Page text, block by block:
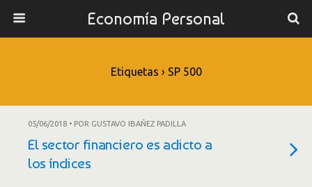
Economía Personal
Etiquetas › SP 500
05/06/2018 • POR GUSTAVO IBAÑEZ PADILLA
El sector financiero es adicto a
los índices